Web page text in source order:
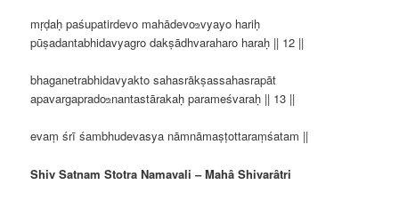
mṛḍaḥ paśupatirdevo mahādevo‌உvyayo hariḥ
pūṣadantabhidavyagro dakṣādhvaraharo haraḥ || 12 ||
bhaganetrabhidavyakto sahasrākṣassahasrapāt
apavargaprado‌உnantastārakaḥ parameśvaraḥ || 13 ||
evaṃ śrī śambhudevasya nāmnāmaṣṭottaraṃśatam ||
Shiv Satnam Stotra Namavali – Mahâ Shivarâtri